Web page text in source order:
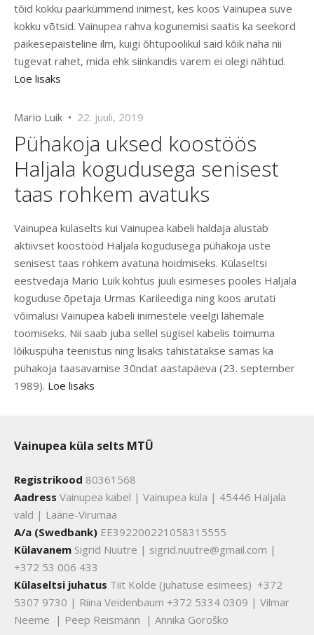
tõid kokku paarkümmend inimest, kes koos Vainupea suve
kokku võtsid. Vainupea rahva kogunemisi saatis ka seekord
päikesepaisteline ilm, kuigi õhtupoolikul said kõik näha nii
tugevat rahet, mida ehk siinkandis varem ei olegi nähtud.
Loe lisaks
Mario Luik • 22. juuli, 2019
Pühakoja uksed koostöös
Haljala kogudusega senisest
taas rohkem avatuks
Vainupea külaselts kui Vainupea kabeli haldaja alustab
aktiivset koostööd Haljala kogudusega pühakoja uste
senisest taas rohkem avatuna hoidmiseks. Külaseltsi
eestvedaja Mario Luik kohtus juuli esimeses pooles Haljala
koguduse õpetaja Urmas Karileediga ning koos arutati
võimalusi Vainupea kabeli inimestele veelgi lähemale
toomiseks. Nii saab juba sellel sügisel kabelis toimuma
lõikuspüha teenistus ning lisaks tähistatakse samas ka
pühakoja taasavamise 30ndat aastapäeva (23. september
1989). Loe lisaks
Vainupea küla selts MTÜ
Registrikood 80361568
Aadress Vainupea kabel | Vainupea küla | 45446 Haljala
vald | Lääne-Virumaa
A/a (Swedbank) EE392200221058315555
Külavanem Sigrid Nuutre | sigrid.nuutre@gmail.com |
+372 53 006 433
Külaseltsi juhatus Tiit Kolde (juhatuse esimees) +372
5307 9730 | Riina Veidenbaum +372 5334 0309 | Vilmar
Neeme | Peep Reismann | Annika Goroško